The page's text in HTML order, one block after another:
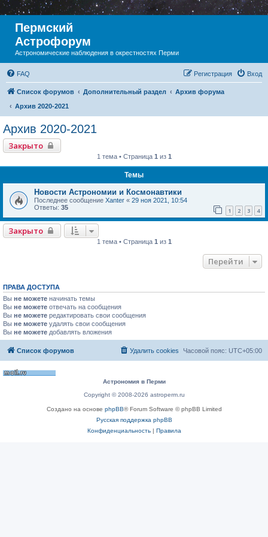
Пермский
Астрофорум
Астрономические наблюдения в окрестностях Перми
FAQ Вход
Регистрация
Список форумов Дополнительный раздел
Архив форума
Архив 2020-2021
Архив 2020-2021
Закрыто
1 тема • Страница 1 из 1
Темы
Новости Астрономии и Космонавтики
Последнее сообщение Xanter « 29 ноя 2021, 10:54
Ответы: 35 1 2 3 4
Закрыто
1 тема • Страница 1 из 1
Перейти
ПРАВА ДОСТУПА
Вы не можете начинать темы
Вы не можете отвечать на сообщения
Вы не можете редактировать свои сообщения
Вы не можете удалять свои сообщения
Вы не можете добавлять вложения
Список форумов Часовой пояс: UTC+05:00
Удалить cookies
Астрономия в Перми
Copyright © 2008-2026 astroperm.ru
Создано на основе phpBB® Forum Software © phpBB Limited
Русская поддержка phpBB
Конфиденциальность| Правила